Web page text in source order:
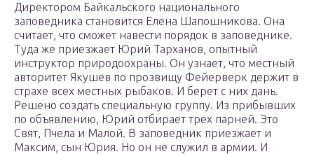
Директором Байкальского национального
заповедника становится Елена Шапошникова. Она
считает, что сможет навести порядок в заповеднике.
Туда же приезжает Юрий Тарханов, опытный
инструктор природоохраны. Он узнает, что местный
авторитет Якушев по прозвищу Фейерверк держит в
страхе всех местных рыбаков. И берет с них дань.
Решено создать специальную группу. Из прибывших
по объявлению, Юрий отбирает трех парней. Это
Свят, Пчела и Малой. В заповедник приезжает и
Максим, сын Юрия. Но он не служил в армии. И